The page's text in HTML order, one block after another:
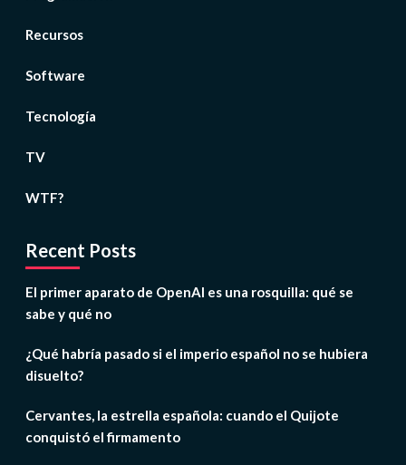
Recursos
Software
Tecnología
TV
WTF?
Recent Posts
El primer aparato de OpenAI es una rosquilla: qué se
sabe y qué no
¿Qué habría pasado si el imperio español no se hubiera
disuelto?
Cervantes, la estrella española: cuando el Quijote
conquistó el firmamento